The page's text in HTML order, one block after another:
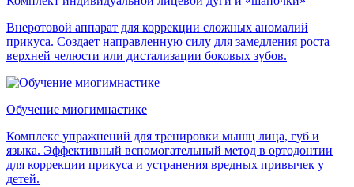
Внеротовой аппарат для коррекции сложных аномалий
прикуса. Создает направленную силу для замедления роста
верхней челюсти или дистализации боковых зубов.
Обучение миогимнастике
Комплекс упражнений для тренировки мышц лица, губ и
языка. Эффективный вспомогательный метод в ортодонтии
для коррекции прикуса и устранения вредных привычек у
детей.